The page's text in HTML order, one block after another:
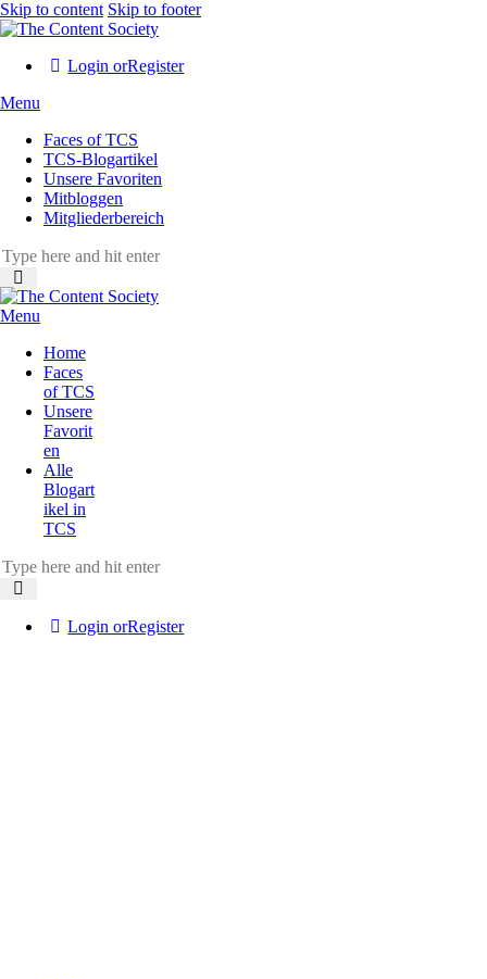
Skip to content Skip to footer
Login orRegister
Menu
Faces of TCS
TCS-Blogartikel
Unsere Favoriten
Mitbloggen
Mitgliederbereich
Menu
Home
Faces
of TCS
Unsere
Favorit
en
Alle
Blogart
ikel in
TCS
Login orRegister